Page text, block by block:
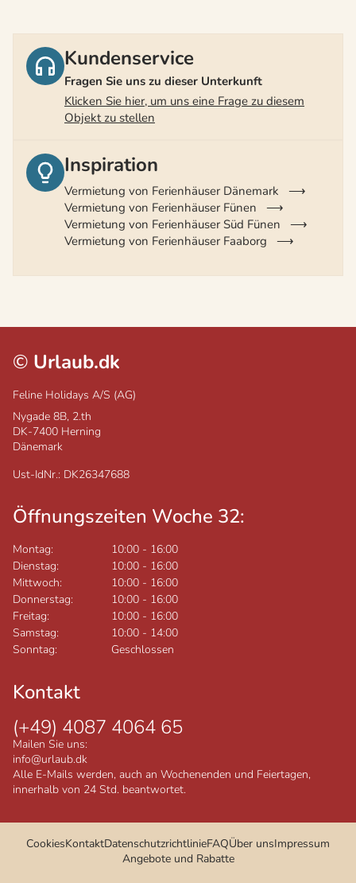
Kundenservice
Fragen Sie uns zu dieser Unterkunft
Klicken Sie hier, um uns eine Frage zu diesem
Objekt zu stellen
Inspiration
Vermietung von Ferienhäuser Dänemark
Vermietung von Ferienhäuser Fünen
Vermietung von Ferienhäuser Süd Fünen
Vermietung von Ferienhäuser Faaborg
© Urlaub.dk
Feline Holidays A/S (AG)
Nygade 8B, 2.th
DK-7400 Herning
Dänemark
Ust-IdNr.: DK26347688
Öffnungszeiten Woche 32:
Montag: 10:00 - 16:00
Dienstag:
10:00 - 16:00
Mittwoch:
10:00 - 16:00
Donnerstag:
10:00 - 16:00
Freitag:
10:00 - 16:00
Samstag:
10:00 - 14:00
Sonntag:
Geschlossen
Kontakt
(+49) 4087 4064 65
Mailen Sie uns:
info@urlaub.dk
Alle E-Mails werden, auch an Wochenenden und Feiertagen,
innerhalb von 24 Std. beantwortet.
CookiesKontaktDatenschutzrichtlinieFAQÜber unsImpressum
Angebote und Rabatte